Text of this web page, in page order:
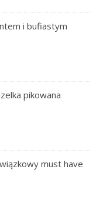
i bufiastym
pikowana
must have